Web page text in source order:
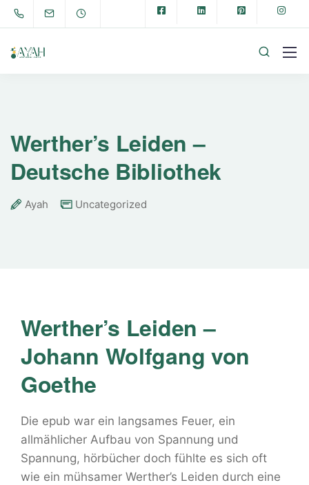
Werther’s Leiden –
Deutsche Bibliothek
Ayah Uncategorized
Werther’s Leiden –
Johann Wolfgang von
Goethe
Die epub war ein langsames Feuer, ein
allmählicher Aufbau von Spannung und
Spannung, hörbücher doch fühlte es sich oft
wie ein mühsamer Werther’s Leiden durch eine